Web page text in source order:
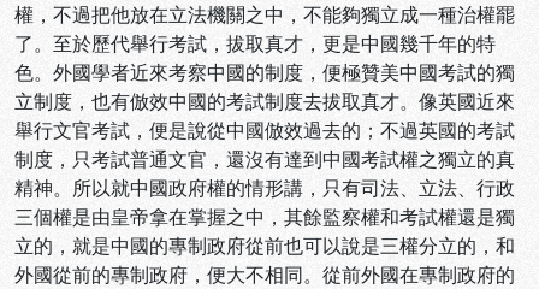
權，不過把他放在立法機關之中，不能夠獨立成一種治權罷
了。至於歷代舉行考試，拔取真才，更是中國幾千年的特
色。外國學者近來考察中國的制度，便極贊美中國考試的獨
立制度，也有倣效中國的考試制度去拔取真才。像英國近來
舉行文官考試，便是說從中國倣效過去的；不過英國的考試
制度，只考試普通文官，還沒有達到中國考試權之獨立的真
精神。所以就中國政府權的情形講，只有司法、立法、行政
三個權是由皇帝拿在掌握之中，其餘監察權和考試權還是獨
立的，就是中國的專制政府從前也可以說是三權分立的，和
外國從前的專制政府，便大不相同。從前外國在專制政府的